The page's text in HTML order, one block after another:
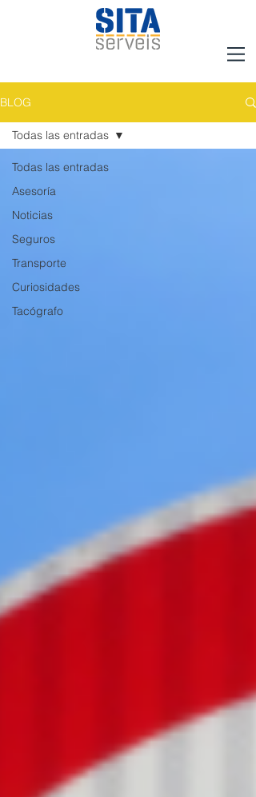
BLOG
Todas las entradas
Asesoría
Noticias
Seguros
Transporte
Curiosidades
Tacógrafo
Todas las entradas